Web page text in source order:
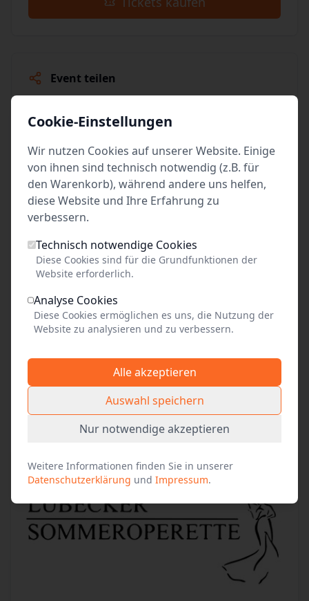
Event teilen
Social Media
Facebook
X (vormals Twitter)
E-Mail
Produktionen des
Veranstalters
Alle Events anzeigen
Cookie-Einstellungen
Wir nutzen Cookies auf unserer Website. Einige
von ihnen sind technisch notwendig (z.B. für
den Warenkorb), während andere uns helfen,
diese Website und Ihre Erfahrung zu
verbessern.
Technisch notwendige Cookies
Diese Cookies sind für die Grundfunktionen der
Website erforderlich.
Analyse Cookies
Diese Cookies ermöglichen es uns, die Nutzung der
Website zu analysieren und zu verbessern.
Alle akzeptieren
Auswahl speichern
Nur notwendige akzeptieren
Weitere Informationen finden Sie in unserer
Datenschutzerklärung und Impressum.